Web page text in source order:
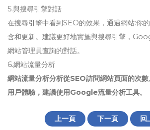
5.與搜尋引擎對話
在搜尋引擎中看到SEO的效果，通過網站:你
含和更新。建議更好地實施與搜尋引擎，
網站管理員查詢的對話。
6.網站流量分析
網站流量分析分析從SEO訪問網站頁面的次
用戶體驗，建議使用Google流量分析工具。
上一頁 下一頁 回